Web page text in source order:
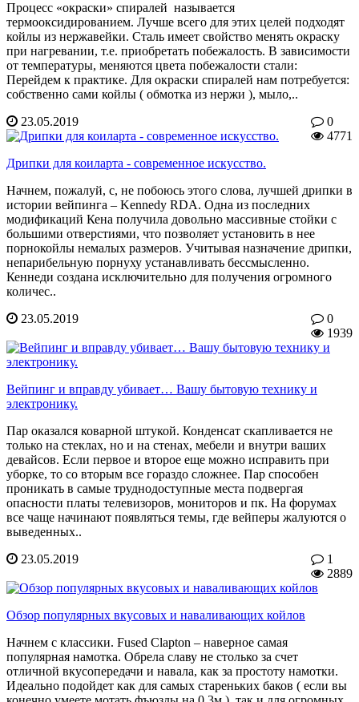
Процесс «окраски» спиралей называется
термооксидированием. Лучше всего для этих целей подходят
койлы из нержавейки. Сталь имеет свойство менять окраску
при нагревании, т.е. приобретать побежалость. В зависимости
от температуры, меняются цвета побежалости стали:
Перейдем к практике. Для окраски спиралей нам потребуется:
собственно сами койлы ( обмотка из нержи ), мыло,..
23.05.2019
0
4771
Дрипки для коиларта - современное искусство.
Начнем, пожалуй, с, не побоюсь этого слова, лучшей дрипки в
истории вейпинга – Kennedy RDA. Одна из последних
модификаций Кена получила довольно массивные стойки с
большими отверстиями, что позволяет установить в нее
порнокойлы немалых размеров. Учитывая назначение дрипки,
непарибельную порнуху устанавливать бессмысленно.
Кеннеди создана исключительно для получения огромного
количес..
23.05.2019
0
1939
Вейпинг и вправду убивает… Вашу бытовую технику и
электронику.
Пар оказался коварной штукой. Конденсат скапливается не
только на стеклах, но и на стенах, мебели и внутри ваших
девайсов. Если первое и второе еще можно исправить при
уборке, то со вторым все гораздо сложнее. Пар способен
проникать в самые труднодоступные места подвергая
опасности платы телевизоров, мониторов и пк. На форумах
все чаще начинают появляться темы, где вейперы жалуются о
выведенных..
23.05.2019
1
2889
Обзор популярных вкусовых и наваливающих койлов
Начнем с классики. Fused Clapton – наверное самая
популярная намотка. Обрела славу не столько за счет
отличной вкусопередачи и навала, как за простоту намотки.
Идеально подойдет как для самых стареньких баков ( если вы